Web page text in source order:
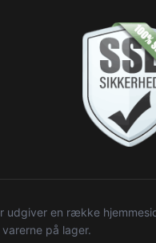
udgiver en række
på lager.